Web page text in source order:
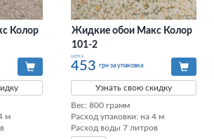
Колор
м
Жидкие обои Макс Колор
101-2
цена
453 грн за упаковка
Узнать свою скидку
Вес: 800 грамм
Расход упаковки: на 4 м
Расход воды 7 литров